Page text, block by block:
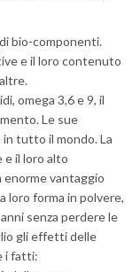
bio-componenti.
e il loro contenuto
omega 3,6 e 9, il
Le sue
tutto il mondo. La
e il loro alto
vantaggio
loro forma in polvere,
senza perdere le
gli effetti delle
i fatti: